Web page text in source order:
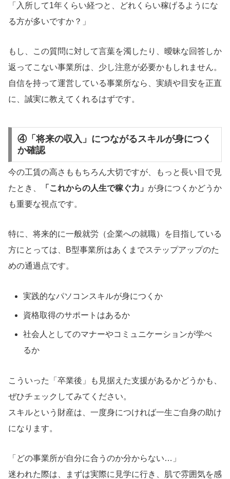
「入所して1年くらい経つと、どれくらい稼げるようにな
る方が多いですか？」
もし、この質問に対して言葉を濁したり、曖昧な回答しか
返ってこない事業所は、少し注意が必要かもしれません。
自信を持って運営している事業所なら、実績や目安を正直
に、誠実に教えてくれるはずです。
④「将来の収入」につながるスキルが身につく
か確認
今の工賃の高さももちろん大切ですが、もっと長い目で見
たとき、
「これからの人生で稼ぐ力」 が身につくかどうか
も重要な視点です。
特に、将来的に一般就労（企業への就職）を目指している
方にとっては、B型事業所はあくまでステップアップのた
めの通過点です。
実践的なパソコンスキルが身につくか
資格取得のサポートはあるか
社会人としてのマナーやコミュニケーションが学べ
るか
こういった「卒業後」も見据えた支援があるかどうかも、
ぜひチェックしてみてください。
スキルという財産は、一度身につければ一生ご自身の助け
になります。
「どの事業所が自分に合うのか分からない…」
迷われた際は、まずは実際に見学に行き、肌で雰囲気を感